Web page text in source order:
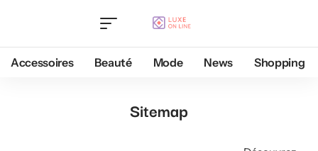
Accessoires Beauté Mode News Shopping
Sitemap